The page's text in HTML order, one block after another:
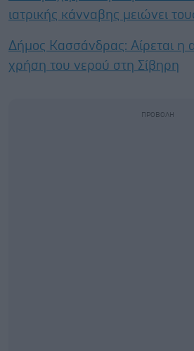
ιατρικής κάνναβης μειώνει
Δήμος Κασσάνδρας: Αίρεται η
χρήση του νερού στη Σίβηρη